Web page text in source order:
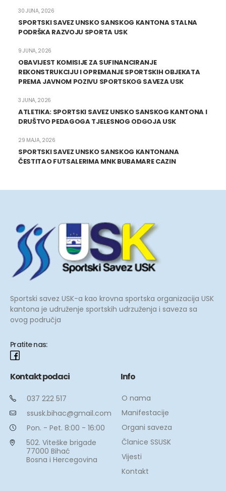
SPORTSKI SAVEZ UNSKO SANSKOG KANTONA STALNA
PODRŠKA RAZVOJU SPORTA USK
30 JUNA, 2026
OBAVIJEST KOMISIJE ZA SUFINANCIRANJE
REKONSTRUKCIJU I OPREMANJE SPORTSKIH OBJEKATA
PREMA JAVNOM POZIVU SPORTSKOG SAVEZA USK
9 JUNA, 2026
ATLETIKA: SPORTSKI SAVEZ UNSKO SANSKOG KANTONA I
DRUŠTVO PEDAGOGA TJELESNOG ODGOJA USK
3 JUNA, 2026
SPORTSKI SAVEZ UNSKO SANSKOG KANTONANA
ČESTITAO FUTSALERIMA MNK BUBAMARE CAZIN
29 MAJA, 2026
Sportski savez USK-a kao krovna sportska organizacija USK
kantona je udruženje sportskih udrzuženja i saveza sa
ovog područja
Pratite nas:
Kontakt podaci
037 222 517
ssusk.bihac@gmail.com
Pon. - Pet. 8:00 - 16:00
502. Viteške brigade
77000 Bihać
Bosna i Hercegovina
Info
O nama
Manifestacije
Organi saveza
Članice SSUSK
Vijesti
Kontakt